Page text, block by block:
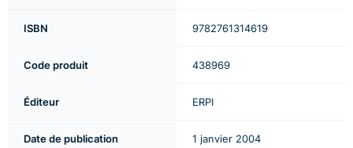
ISBN 9782761314619
Code produit 438969
Éditeur ERPI
Date de publication 1 janvier 2004